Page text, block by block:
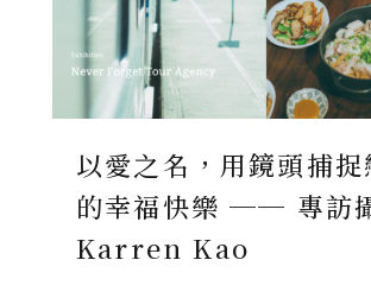
以愛之名，用鏡頭捕捉
的幸福快樂 ── 專訪
Karren Kao